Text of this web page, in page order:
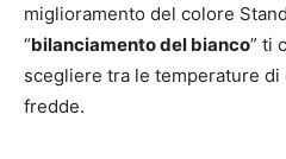
miglioramento del colore
“bilanciamento del bianco” ti
scegliere tra le temperature di
fredde.